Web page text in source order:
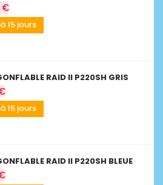
€
15 jours
RAID II P220SH GRIS
15 jours
RAID II P220SH BLEUE